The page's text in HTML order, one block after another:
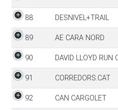
88 DESNIVEL+TRAIL
89 AE CARA NORD
90 DAVID LLOYD RUN
91 CORREDORS.CAT
92 CAN CARGOLET